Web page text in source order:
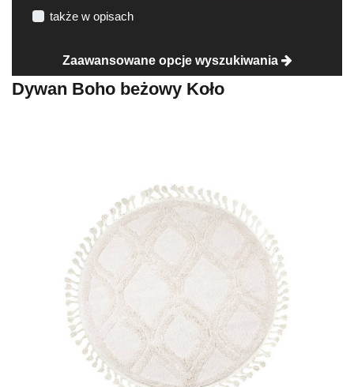
także w opisach
Zaawansowane opcje wyszukiwania
Dywan Boho beżowy Koło